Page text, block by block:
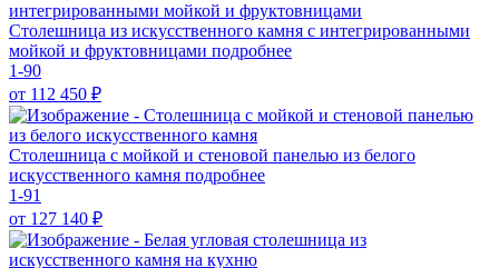
Столешница из искусственного камня с интегрированными
мойкой и фруктовницами подробнее
1-90
от 112 450 ₽
Столешница с мойкой и стеновой панелью из белого
искусственного камня подробнее
1-91
от 127 140 ₽